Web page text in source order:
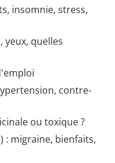
insomnie, stress,
yeux, quelles
contre-
ou toxique ?
: migraine, bienfaits,